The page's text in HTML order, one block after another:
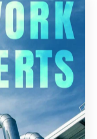
延焼リスク低減
ダクト以上の耐
煙や可燃性粉塵
選定や構造に工
被覆が施され、継
また、火災時の延